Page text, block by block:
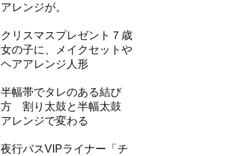
アレンジが。
クリスマスプレゼント７歳
女の子に、メイクセットや
ヘアアレンジ人形
半幅帯でタレのある結び
方 割り太鼓と半幅太鼓
アレンジで変わる
夜行バスVIPライナー「チ